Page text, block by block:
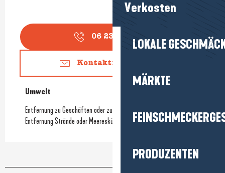
Verkosten
LOKALE
MÄRKTE
PRODUZENTEN
06 23 57 00
Kontaktieren Sie uns
Umwelt
Umwelt
Entfernung zu Geschäften oder zum Stadtzentrum(250m)
Entfernung Strände oder Meeresküste